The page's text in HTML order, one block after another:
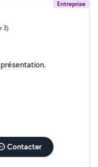
Entreprise
3)
Je n'ai pas encore renseigné ma présentation.
Contacter